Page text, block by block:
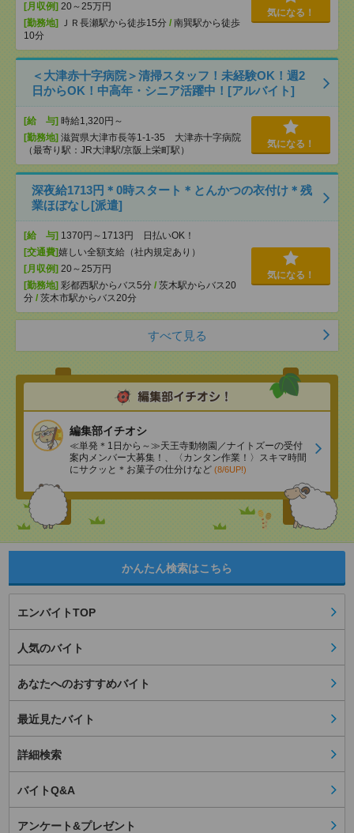
[月収例] 20～25万円
[勤務地]
ＪＲ長瀬駅から徒歩15分 / 南巽駅から徒歩
10分
気になる！
＜大津赤十字病院＞清掃スタッフ！未経験OK！週2
日からOK！中高年・シニア活躍中！[アルバイト]
[給 与] 時給1,320円～
[勤務地] 滋賀県大津市長等1-1-35 大津赤十字病院
（最寄り駅：JR大津駅/京阪上栄町駅）
気になる！
深夜給1713円＊0時スタート＊とんかつの衣付け＊残
業ほぼなし[派遣]
[給 与] 1370円～1713円 日払いOK！
[交通費]嬉しい全額支給（社内規定あり）
[月収例] 20～25万円
[勤務地] 彩都西駅からバス5分 / 茨木駅からバス20
分 / 茨木市駅からバス20分
気になる！
すべて見る
編集部イチオシ
≪単発＊1日から～≫天王寺動物園／ナイトズーの受付
案内メンバー大募集！、〈カンタン作業！〉スキマ時間
にサクッと＊お菓子の仕分けなど (8/6UP!)
かんたん検索はこちら
エンバイトTOP
人気のバイト
あなたへのおすすめバイト
最近見たバイト
詳細検索
バイトQ&A
アンケート&プレゼント